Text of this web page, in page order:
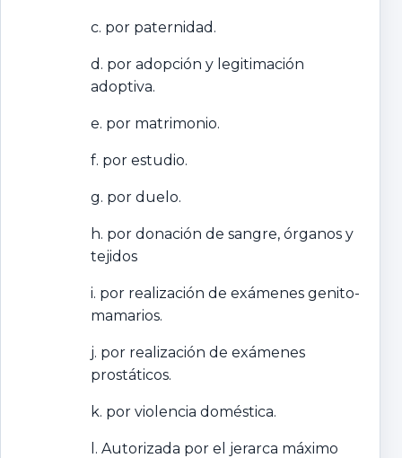
c. por paternidad.
d. por adopción y legitimación
adoptiva.
e. por matrimonio.
f. por estudio.
g. por duelo.
h. por donación de sangre, órganos y
tejidos
i. por realización de exámenes genito-
mamarios.
j. por realización de exámenes
prostáticos.
k. por violencia doméstica.
l. Autorizada por el jerarca máximo